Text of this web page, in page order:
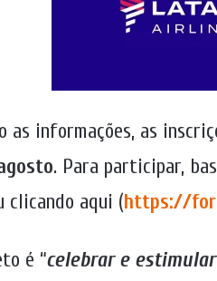
as informações, as
. Para participar,
clicando aqui (https://
é “celebrar e